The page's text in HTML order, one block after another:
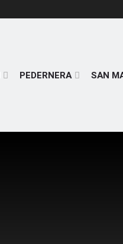
PEDERNERA SAN